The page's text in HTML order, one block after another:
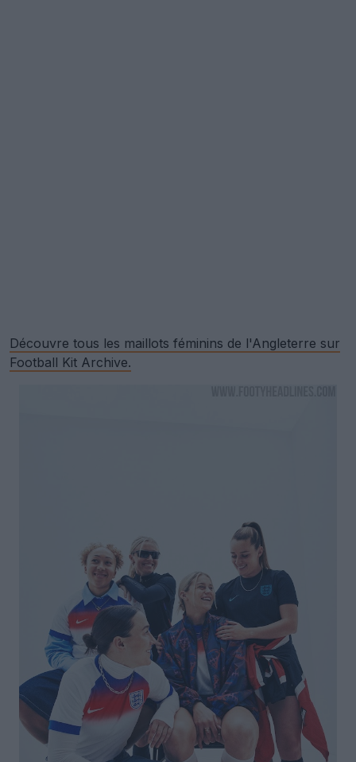
Découvre tous les maillots féminins de l'Angleterre sur
Football Kit Archive.